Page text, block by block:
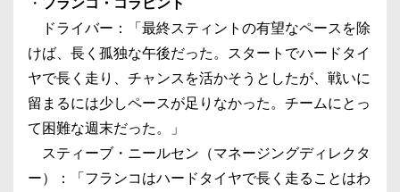
ドライバー：「最終スティントの有望なペースを除
けば、長く孤独な午後だった。スタートでハードタイ
ヤで長く走り、チャンスを活かそうとしたが、戦いに
留まるには少しペースが足りなかった。チームにとっ
て困難な週末だった。」
スティーブ・ニールセン（マネージングディレクタ
ー）：「フランコはハードタイヤで長く走ることはわ